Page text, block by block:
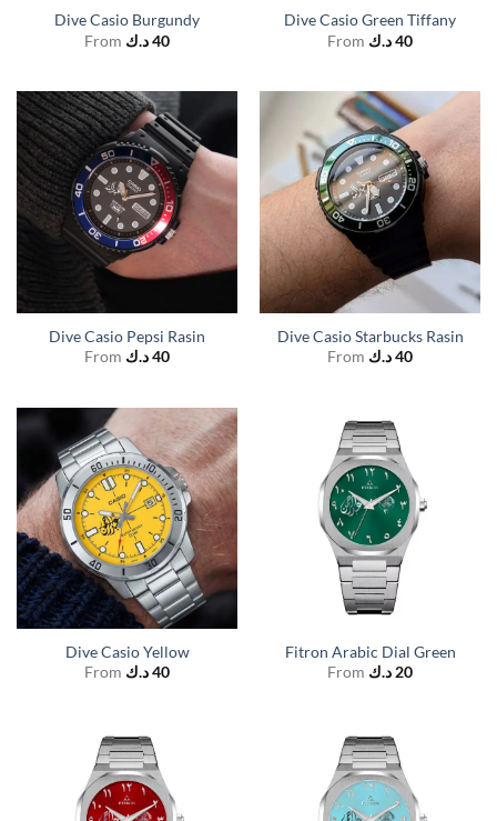
Dive Casio Burgundy
From
40د.ك
Dive Casio Green Tiffany
From
40د.ك
Dive Casio Pepsi Rasin
From
40د.ك
Dive Casio Starbucks Rasin
From
40د.ك
Dive Casio Yellow
From
40د.ك
Fitron Arabic Dial Green
From
20د.ك